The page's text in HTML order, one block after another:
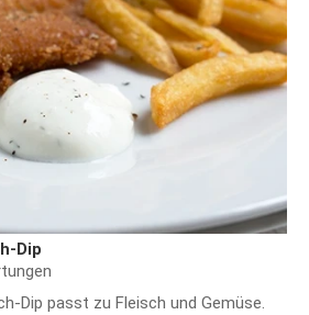
Dip
Dip passt zu Fleisch und Gemüse.